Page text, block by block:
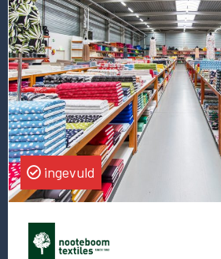
deze
vacature
Sales
Director
ingevuld